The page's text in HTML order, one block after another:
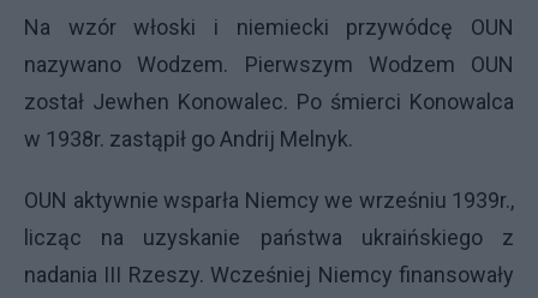
Na wzór włoski i niemiecki przywódcę OUN
nazywano Wodzem. Pierwszym Wodzem OUN
został Jewhen Konowalec. Po śmierci Konowalca
w 1938r. zastąpił go Andrij Melnyk.
OUN aktywnie wsparła Niemcy we wrześniu 1939r.,
licząc na uzyskanie państwa ukraińskiego z
nadania III Rzeszy. Wcześniej Niemcy finansowały